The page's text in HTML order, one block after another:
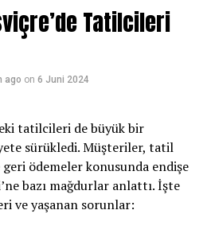
Tatilcileri
ago on 6 Juni 2024
tatilcileri de büyük bir
sürükledi. Müşteriler, tatil
ödemeler konusunda endişe
bazı mağdurlar anlattı. İşte
ve yaşanan sorunlar: